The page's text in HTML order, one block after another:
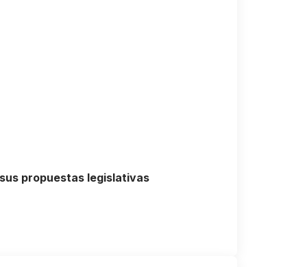
propuestas legislativas